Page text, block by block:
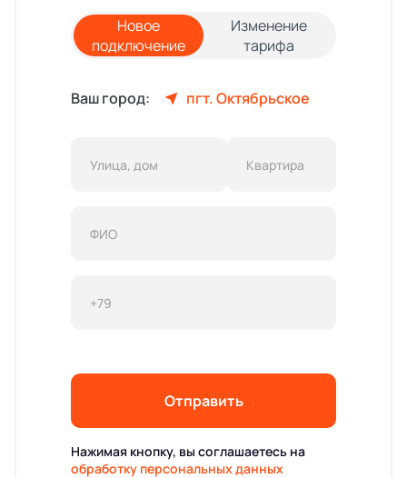
Новое
подключение
Изменение
тарифа
Ваш город: пгт. Октябрьское
Отправить
Нажимая кнопку, вы соглашаетесь на
обработку персональных данных